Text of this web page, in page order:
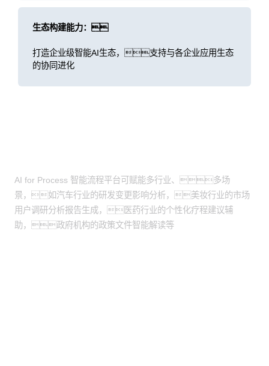
生态构建能力：
打造企业级智能AI生态，支持与各企业应用生态
的协同进化
AI for Process 智能流程平台可赋能多行业、多场
景，如汽车行业的研发变更影响分析，美妆行业的市场
用户调研分析报告生成，医药行业的个性化疗程建议辅
助，政府机构的政策文件智能解读等